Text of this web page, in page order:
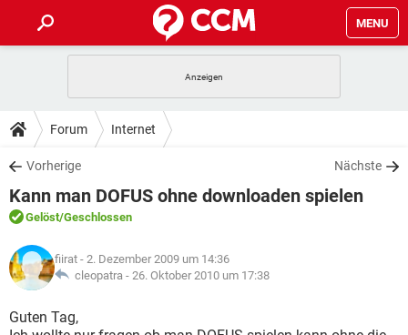
MENU
ANDROID
WINDOWS 10
WHATSAPP TIKTOK
FACEBOOK
TIPPS & TRICKS
SPIELE
WINDOWS 10
WHATSAPP
FACEBOOK HARDWARE
DOWNLOADS
SPIELE STREAMING
ANDROID
WINDOWS 10 INSTAGRAM
WHATSAPP
FACEBOOK
FORUM
SPIELE
ANDROID IOS
LEXIKON
SPIELE
ANDROID
Forum Internet
Vorherige Nächste
Kann man DOFUS ohne downloaden spielen
Gelöst/Geschlossen
fiirat - 2. Dezember 2009 um 14:36
cleopatra - 26. Oktober 2010 um 17:38
Guten Tag,